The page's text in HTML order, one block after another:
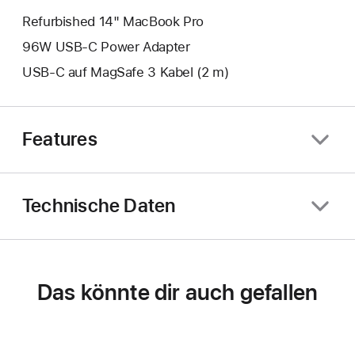
Refurbished 14" MacBook Pro
96W USB‑C Power Adapter
USB‑C auf MagSafe 3 Kabel (2 m)
Features
Technische Daten
Das könnte dir auch gefallen